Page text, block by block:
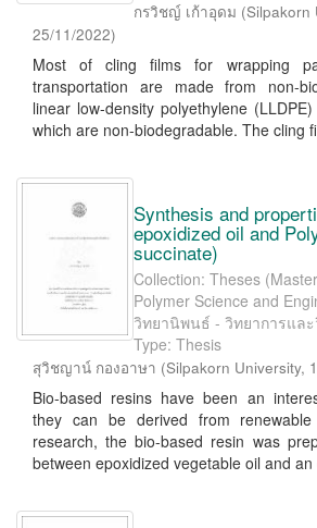
กรวิชญ์ เก้าอุดม (Silpakorn
25/11/2022)
Most of cling films for wrapping
transportation are made from non-
linear low-density polyethylene
which are non-biodegradable. The cling
Synthesis and
epoxidized oil and
succinate)
Collection: Theses
Polymer Science and
วิทยานิพนธ์ - วิทยาการแล
Type: Thesis
สุวิชญาน์ กองอาษา (Silpakorn University,
Bio-based resins have been an
they can be derived from
research, the bio-based resin was
between epoxidized vegetable oil and